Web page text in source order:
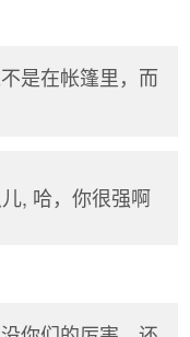
是在帐篷里，而
, 哈，你很强啊